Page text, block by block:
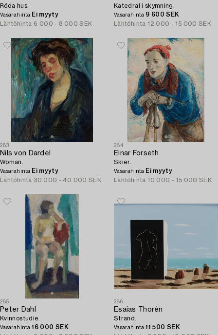
Röda hus.
Vasarahinta Ei myyty
Lähtöhinta 6 000 - 8 000 SEK
Katedral i skymning.
Vasarahinta 9 600 SEK
Lähtöhinta 12 000 - 15 000 SEK
283
Nils von Dardel
Woman.
Vasarahinta Ei myyty
Lähtöhinta 30 000 - 40 000 SEK
284
Einar Forseth
Skier.
Vasarahinta Ei myyty
Lähtöhinta 10 000 - 15 000 SEK
285
Peter Dahl
Kvinnostudie.
Vasarahinta16 000 SEK
286
Esaias Thorén
Strand.
Vasarahinta11 500 SEK